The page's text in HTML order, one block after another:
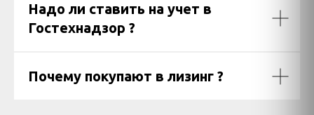
Надо ли ставить на учет в
Гостехнадзор ?
Почему покупают в лизинг ?